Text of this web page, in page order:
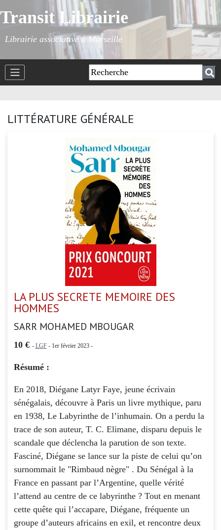
Transit Librairie
Librairie associative à Marseille
LITTÉRATURE GÉNÉRALE
LA PLUS SECRETE MEMOIRE DES
HOMMES
SARR MOHAMED MBOUGAR
10 € - LGF- 1er février 2023 -
Résumé :
En 2018, Diégane Latyr Faye, jeune écrivain
sénégalais, découvre à Paris un livre mythique, paru
en 1938, Le Labyrinthe de l’inhumain. On a perdu la
trace de son auteur, T. C. Elimane, disparu depuis le
scandale que déclencha la parution de son texte.
Fasciné, Diégane se lance sur la piste de celui qu’on
surnommait le "Rimbaud nègre" . Du Sénégal à la
France en passant par l’Argentine, quelle vérité
l’attend au centre de ce labyrinthe ? Tout en menant
cette quête qui l’accapare, Diégane, fréquente un
groupe d’auteurs africains en exil, et rencontre deux